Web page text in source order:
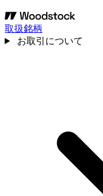
取扱銘柄
お取引について